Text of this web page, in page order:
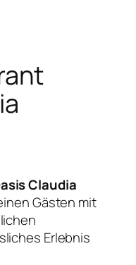
Claudia
Gästen mit
Erlebnis